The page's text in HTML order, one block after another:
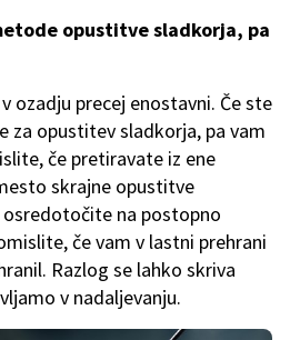
opustitve sladkorja, pa
ozadju precej enostavni. Če ste
za opustitev sladkorja, pa vam
če pretiravate iz ene
skrajne opustitve
na postopno
če vam v lastni prehrani
Razlog se lahko skriva
v nadaljevanju.